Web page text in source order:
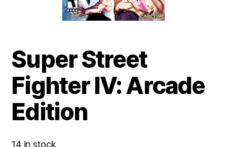
Super Street
Fighter IV: Arcade
Edition
14 in stock